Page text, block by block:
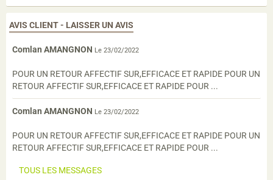
AVIS CLIENT - LAISSER UN AVIS
Comlan AMANGNON Le 23/02/2022
POUR UN RETOUR AFFECTIF SUR,EFFICACE ET RAPIDE POUR UN
RETOUR AFFECTIF SUR,EFFICACE ET RAPIDE POUR ...
Comlan AMANGNON Le 23/02/2022
POUR UN RETOUR AFFECTIF SUR,EFFICACE ET RAPIDE POUR UN
RETOUR AFFECTIF SUR,EFFICACE ET RAPIDE POUR ...
TOUS LES MESSAGES